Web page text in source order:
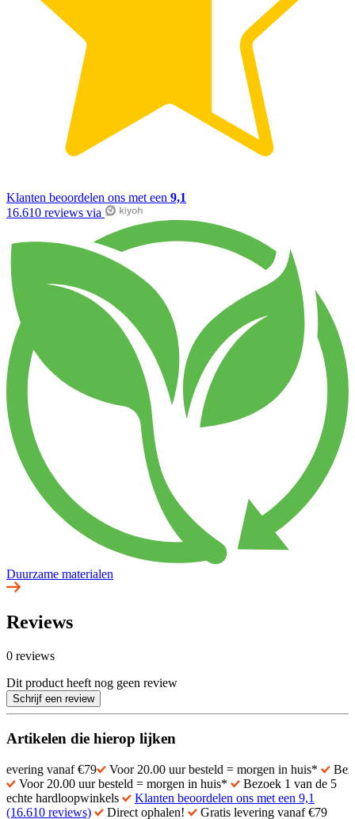
Klanten beoordelen ons met een 9,1
16.610 reviews via
Duurzame materialen
Reviews
0 reviews
Dit product heeft nog geen review
Schrijf een review
Artikelen die hierop lijken
vanaf €79 Voor 20.00 uur besteld = morgen in huis*
Bezoek 1
Voor 20.00 uur besteld = morgen in huis*
Bezoek 1 van de 5
echte hardloopwinkels
Klanten beoordelen ons met een 9,1
(16.610 reviews)
Direct ophalen! Gratis levering vanaf €79